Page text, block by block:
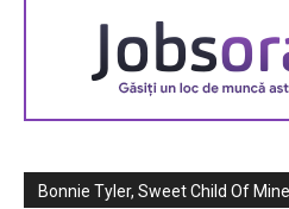
Bonnie Tyler, Sweet Child Of